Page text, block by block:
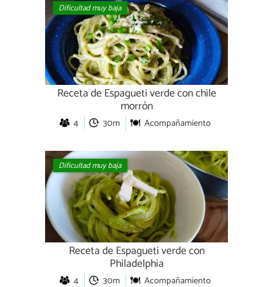
Dificultad muy baja
Receta de Espagueti verde con chile
morrón
4 30m Acompañamiento
Dificultad muy baja
Receta de Espagueti verde con
Philadelphia
4 30m Acompañamiento